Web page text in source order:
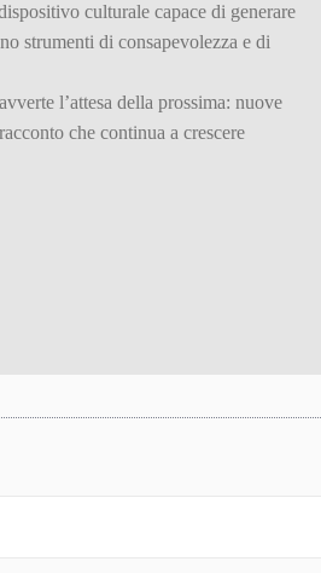
culturale capace di generare
strumenti di consapevolezza e di
l’attesa della prossima: nuove
che continua a crescere